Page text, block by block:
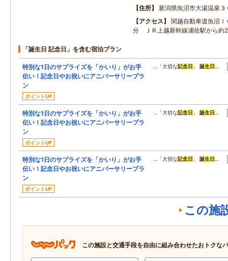
住所
新潟県魚沼市大湯温泉３
アクセス
関越自動車道魚沼
分 ＪＲ上越新幹線浦佐駅から約
「誕生日 記念日」を含む宿泊プラン
特別な1日のサプライズを「かいり」がお手
伝い！記念日やお祝いにアニバーサリープラ
ン
ポイントUP
…「大切な記念日 」誕生日 …
特別な1日のサプライズを「かいり」がお手
伝い！記念日やお祝いにアニバーサリープラ
ン
ポイントUP
…「大切な記念日 」誕生日 …
特別な1日のサプライズを「かいり」がお手
伝い！記念日やお祝いにアニバーサリープラ
ン
ポイントUP
…「大切な記念日 」誕生日 …
この施
この施設と交通手段を自由に組み合わせたおトクな